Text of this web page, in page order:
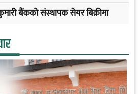
बैंकको संस्थापक सेयर बिक्रीमा